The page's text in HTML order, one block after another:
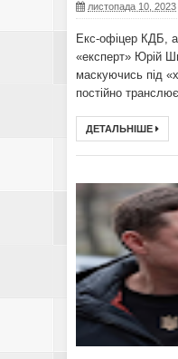
листопада 10, 2023
Екс-офіцер КДБ,
«експерт» Юрій
маскуючись під
постійно
ДЕТАЛЬНІШЕ